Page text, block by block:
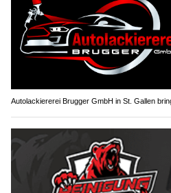
Autolackiererei Brugger GmbH in St. Gallen